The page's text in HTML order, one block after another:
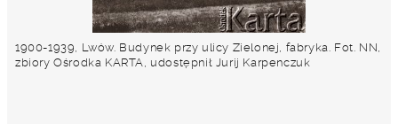
1900-1939, Lwów. Budynek przy ulicy Zielonej, fabryka. Fot. NN,
zbiory Ośrodka KARTA, udostępnił Jurij Karpenczuk